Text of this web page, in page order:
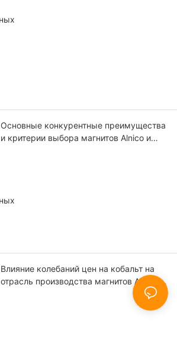
Основные конкурентные преимущества
и критерии выбора магнитов Alnico и
Влияние колебаний цен на кобальт на
отрасль производства магнитов Alnico и
альтернативные решения в условиях